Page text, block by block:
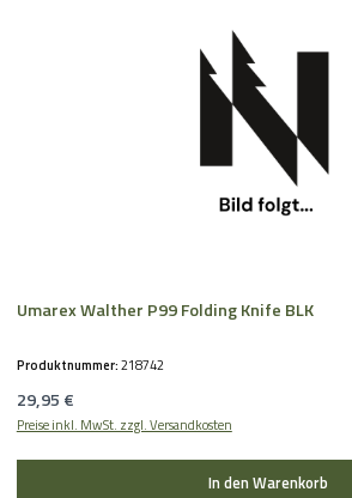
Umarex Walther P99 Folding Knife BLK
Produktnummer:218742
Regulärer Preis:
29,95 €
Preise inkl. MwSt. zzgl. Versandkosten
In den Warenkorb